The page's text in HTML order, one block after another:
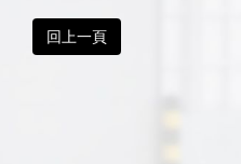
回上一頁